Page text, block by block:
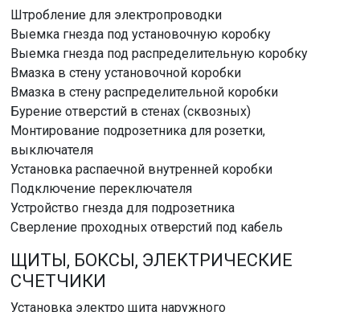
Штробление для электропроводки
Выемка гнезда под установочную коробку
Выемка гнезда под распределительную коробку
Вмазка в стену установочной коробки
Вмазка в стену распределительной коробки
Бурение отверстий в стенах (сквозных)
Монтирование подрозетника для розетки,
выключателя
Установка распаечной внутренней коробки
Подключение переключателя
Устройство гнезда для подрозетника
Сверление проходных отверстий под кабель
ЩИТЫ, БОКСЫ, ЭЛЕКТРИЧЕСКИЕ
СЧЕТЧИКИ
Установка электро щита наружного